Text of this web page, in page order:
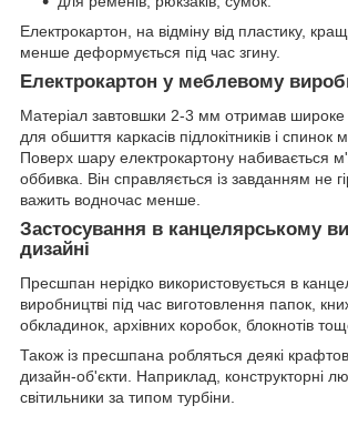
Електрокартон, на відміну від пластику,
менше деформується під час згину.
Електрокартон у меблевому
Матеріал завтовшки 2-3 мм отримав широке
для обшиття каркасів підлокітників і спинок
Поверх шару електрокартону набивається
оббивка. Він справляється із завданням не
важить водночас менше.
Застосування в канцелярському
дизайні
Пресшпан нерідко використовується в
виробництві під час виготовлення папок,
обкладинок, архівних коробок, блокнотів
Також із пресшпана робляться деякі
дизайн-об'єкти. Наприклад, конструкторні
світильники за типом турбіни.